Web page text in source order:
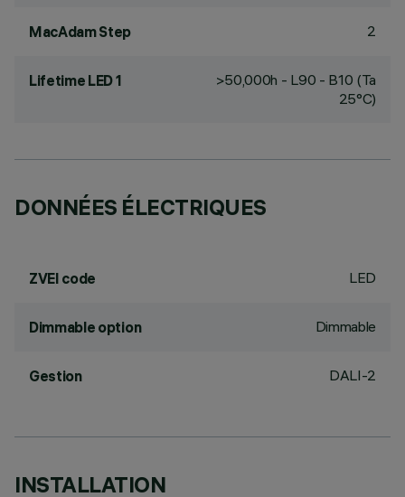
MacAdam Step 2
Lifetime LED 1
>50,000h - L90 - B10 (Ta
25°C)
DONNÉES ÉLECTRIQUES
ZVEI code LED
Dimmable option Dimmable
Gestion DALI-2
INSTALLATION